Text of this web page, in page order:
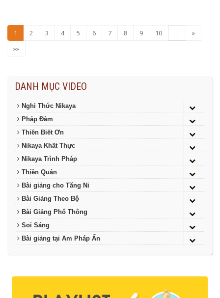
1 2 3 4 5 6 7 8 9 10 …
»
»»
DANH MỤC VIDEO
Nghi Thức Nikaya
Pháp Đàm
Thiền Biết Ơn
Nikaya Khất Thực
Nikaya Trình Pháp
Thiền Quán
Bài giảng cho Tăng Ni
Bài Giảng Theo Bộ
Bài Giảng Phổ Thông
Soi Sáng
Bài giảng tại Am Pháp Ấn